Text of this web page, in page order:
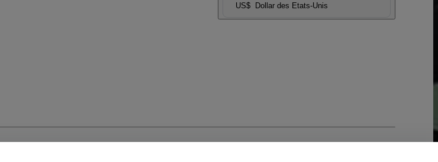
US$ Dollar des Etats-Unis